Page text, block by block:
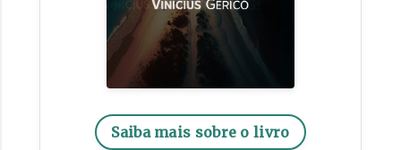
Saiba mais sobre o livro